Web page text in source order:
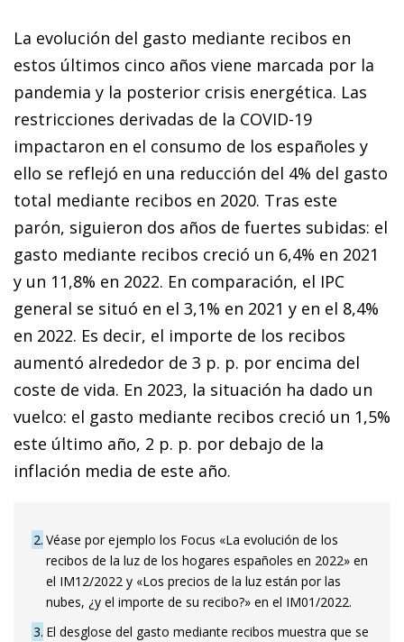
La evolución del gasto mediante recibos en
estos últimos cinco años viene marcada por la
pandemia y la posterior crisis energética. Las
restricciones derivadas de la COVID-19
impactaron en el consumo de los españoles y
ello se reflejó en una reducción del 4% del gasto
total me­­diante recibos en 2020. Tras este
parón, siguieron dos años de fuertes subidas: el
gasto mediante recibos creció un 6,4% en 2021
y un 11,8% en 2022. En comparación, el IPC
general se situó en el 3,1% en 2021 y en el 8,4%
en 2022. Es decir, el importe de los recibos
aumentó alrededor de 3 p. p. por encima del
coste de vida. En 2023, la situación ha dado un
vuelco: el gasto mediante recibos creció un 1,5%
este último año, 2 p. p. por debajo de la
inflación media de este año.
2 Véase por ejemplo los Focus «La evolución de los
recibos de la luz de los hogares españoles en 2022» en
el IM12/2022 y «Los precios de la luz están por las
nubes, ¿y el importe de su recibo?» en el IM01/2022.
3 El desglose del gasto mediante recibos muestra que se